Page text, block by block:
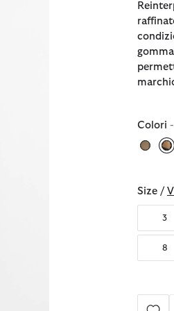
Colori
Size /
3
8